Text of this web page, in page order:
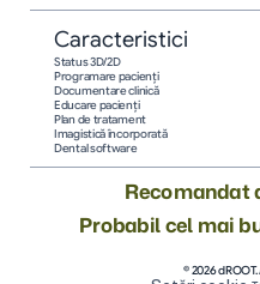
Caracteristici
Status 3D/2D
Programare pacienţi
Documentare clinică
Educare pacienţi
Plan de tratament
Imagistică încorporată
Dental software
Recomandat
Probabil cel mai
© 2026